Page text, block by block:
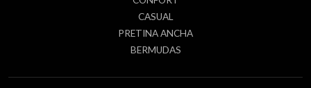
CASUAL
PRETINA ANCHA
BERMUDAS